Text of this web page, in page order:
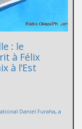
: le
à Félix
à l’Est
Daniel Furaha, a